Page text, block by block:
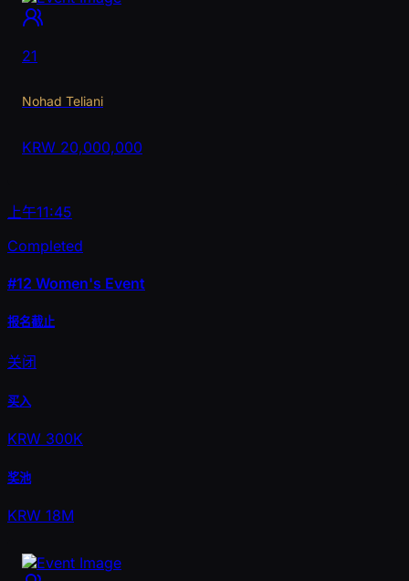
21
Nohad Teliani
KRW 20,000,000
上午11:45
Completed
#12 Women's Event
报名截止
关闭
买入
KRW 300K
奖池
KRW 18M